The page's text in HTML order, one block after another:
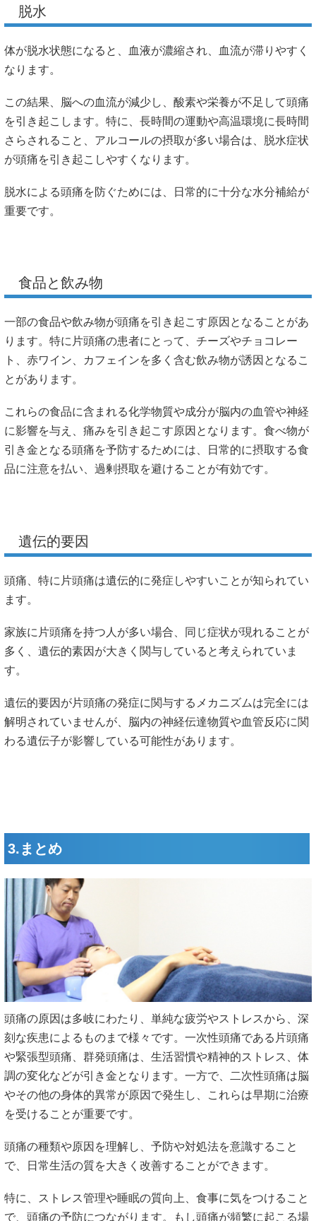
脱水
体が脱水状態になると、血液が濃縮され、血流が滞りやすく
なります。
この結果、脳への血流が減少し、酸素や栄養が不足して頭痛
を引き起こします。特に、長時間の運動や高温環境に長時間
さらされること、アルコールの摂取が多い場合は、脱水症状
が頭痛を引き起こしやすくなります。
脱水による頭痛を防ぐためには、日常的に十分な水分補給が
重要です。
食品と飲み物
一部の食品や飲み物が頭痛を引き起こす原因となることがあ
ります。特に片頭痛の患者にとって、チーズやチョコレー
ト、赤ワイン、カフェインを多く含む飲み物が誘因となるこ
とがあります。
これらの食品に含まれる化学物質や成分が脳内の血管や神経
に影響を与え、痛みを引き起こす原因となります。食べ物が
引き金となる頭痛を予防するためには、日常的に摂取する食
品に注意を払い、過剰摂取を避けることが有効です。
遺伝的要因
頭痛、特に片頭痛は遺伝的に発症しやすいことが知られてい
ます。
家族に片頭痛を持つ人が多い場合、同じ症状が現れることが
多く、遺伝的素因が大きく関与していると考えられていま
す。
遺伝的要因が片頭痛の発症に関与するメカニズムは完全には
解明されていませんが、脳内の神経伝達物質や血管反応に関
わる遺伝子が影響している可能性があります。
3.まとめ
頭痛の原因は多岐にわたり、単純な疲労やストレスから、深
刻な疾患によるものまで様々です。一次性頭痛である片頭痛
や緊張型頭痛、群発頭痛は、生活習慣や精神的ストレス、体
調の変化などが引き金となります。一方で、二次性頭痛は脳
やその他の身体的異常が原因で発生し、これらは早期に治療
を受けることが重要です。
頭痛の種類や原因を理解し、予防や対処法を意識すること
で、日常生活の質を大きく改善することができます。
特に、ストレス管理や睡眠の質向上、食事に気をつけること
で、頭痛の予防につながります。もし頭痛が頻繁に起こる場